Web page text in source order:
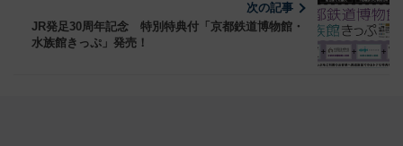
次の記事
JR発足30周年記念 特別特典付「京都鉄道博物館・
水族館きっぷ」発売！